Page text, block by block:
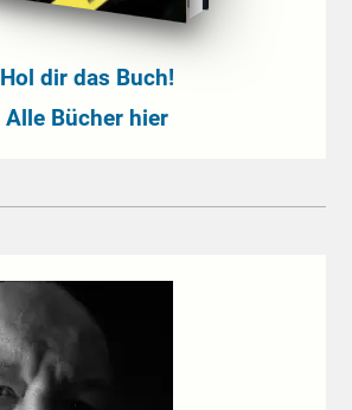
Hol dir das Buch!
Alle Bücher hier